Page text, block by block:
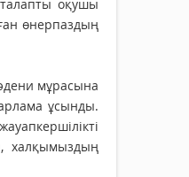
оқушы
өнерпаздың
мұрасына
ұсынды.
халқымыздың